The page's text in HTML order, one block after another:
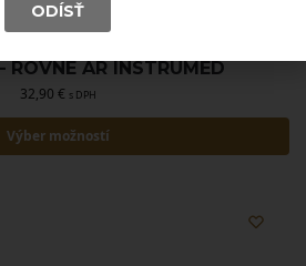
ROVNÉ AR INSTRUMED
32,90 € s DPH
Výber možností
ODÍSŤ